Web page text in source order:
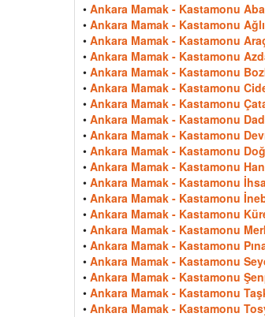
• Ankara Mamak - Kastamonu
• Ankara Mamak - Kastamonu
• Ankara Mamak - Kastamonu
• Ankara Mamak - Kastamonu
• Ankara Mamak - Kastamonu
• Ankara Mamak - Kastamonu
• Ankara Mamak - Kastamonu
• Ankara Mamak - Kastamonu
• Ankara Mamak - Kastamonu
• Ankara Mamak - Kastamonu
• Ankara Mamak - Kastamonu
• Ankara Mamak - Kastamonu
• Ankara Mamak - Kastamonu
• Ankara Mamak - Kastamonu
• Ankara Mamak - Kastamonu
• Ankara Mamak - Kastamonu
• Ankara Mamak - Kastamonu
• Ankara Mamak - Kastamonu
• Ankara Mamak - Kastamonu
• Ankara Mamak - Kastamonu